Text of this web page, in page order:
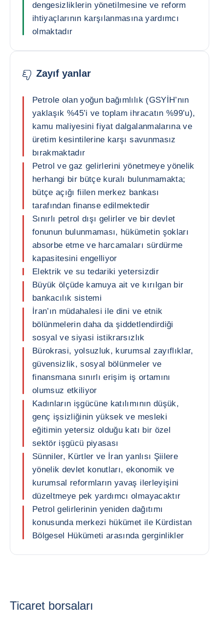
dengesizliklerin yönetilmesine ve reform
ihtiyaçlarının karşılanmasına yardımcı
olmaktadır
Zayıf yanlar
Petrole olan yoğun bağımlılık (GSYİH’nın
yaklaşık %45’i ve toplam ihracatın %99’u),
kamu maliyesini fiyat dalgalanmalarına ve
üretim kesintilerine karşı savunmasız
bırakmaktadır
Petrol ve gaz gelirlerini yönetmeye yönelik
herhangi bir bütçe kuralı bulunmamakta;
bütçe açığı fiilen merkez bankası
tarafından finanse edilmektedir
Sınırlı petrol dışı gelirler ve bir devlet
fonunun bulunmaması, hükümetin şokları
absorbe etme ve harcamaları sürdürme
kapasitesini engelliyor
Elektrik ve su tedariki yetersizdir
Büyük ölçüde kamuya ait ve kırılgan bir
bankacılık sistemi
İran’ın müdahalesi ile dini ve etnik
bölünmelerin daha da şiddetlendirdiği
sosyal ve siyasi istikrarsızlık
Bürokrasi, yolsuzluk, kurumsal zayıflıklar,
güvensizlik, sosyal bölünmeler ve
finansmana sınırlı erişim iş ortamını
olumsuz etkiliyor
Kadınların işgücüne katılımının düşük,
genç işsizliğinin yüksek ve mesleki
eğitimin yetersiz olduğu katı bir özel
sektör işgücü piyasası
Sünniler, Kürtler ve İran yanlısı Şiilere
yönelik devlet konutları, ekonomik ve
kurumsal reformların yavaş ilerleyişini
düzeltmeye pek yardımcı olmayacaktır
Petrol gelirlerinin yeniden dağıtımı
konusunda merkezi hükümet ile Kürdistan
Bölgesel Hükümeti arasında gerginlikler
Ticaret borsaları